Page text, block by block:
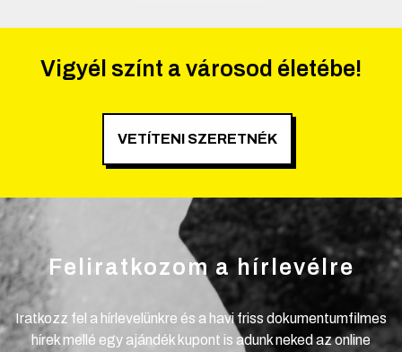
Vigyél színt a városod életébe!
VETÍTENI SZERETNÉK
Feliratkozom a hírlevélre
Iratkozz fel a hírlevelünkre és a havi friss dokumentumfilmes
hírek mellé egy ajándék kupont is adunk neked az online